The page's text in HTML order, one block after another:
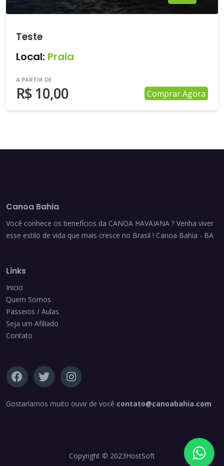
Comprar Agora
Teste
Local: Praia
A PARTIR DE
R$ 10,00
Canoa Bahia
Você conhece os benefícios da CANOA HAVAIANA ? Venha viver
esse estilo de vida que mais cresce no Brasil ! Canoa Bahia - BA
Links
Inicio
Quem Somos
Passeios / Aulas
Seja um Afiliado
Contato
Gostaríamos muito ouvir de você contato@canoabahia.com
Copyright © 2023HostSoft